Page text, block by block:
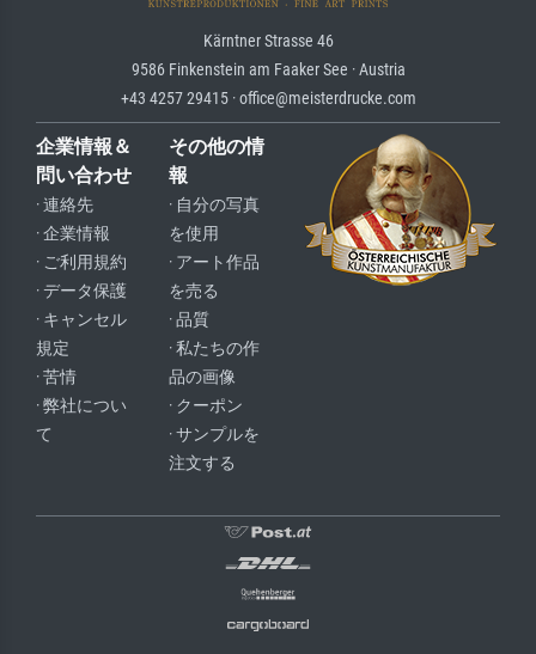
Kärntner Strasse 46
9586 Finkenstein am Faaker See · Austria
+43 4257 29415 · office@meisterdrucke.com
企業情報＆
問い合わせ
· 連絡先
· 企業情報
· ご利用規約
· データ保護
· キャンセル
規定
· 苦情
· 弊社につい
て
その他の情
報
· 自分の写真
を使用
· アート作品
を売る
· 品質
· 私たちの作
品の画像
· クーポン
· サンプルを
注文する